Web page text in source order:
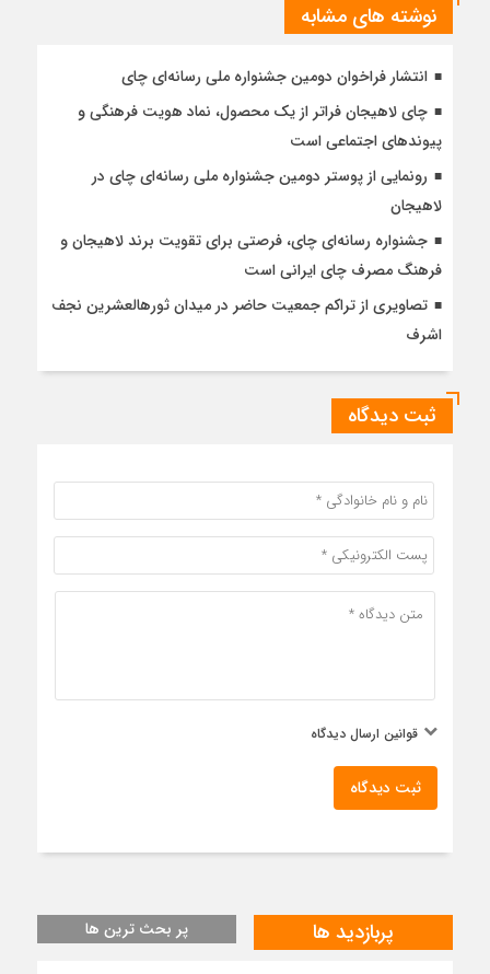
نوشته های مشابه
انتشار فراخوان دومین جشنواره ملی رسانه‌ای چای
چای لاهیجان فراتر از یک محصول، نماد هویت فرهنگی و
پیوندهای اجتماعی است
رونمایی از پوستر دومین جشنواره ملی رسانه‌ای چای در
لاهیجان
جشنواره رسانه‌ای چای، فرصتی برای تقویت برند لاهیجان و
فرهنگ مصرف چای ایرانی است
تصاویری از تراکم جمعیت حاضر در میدان ثورهالعشرین نجف
اشرف
ثبت دیدگاه
قوانین ارسال دیدگاه
ثبت دیدگاه
پربازدید ها پر بحث ترین ها